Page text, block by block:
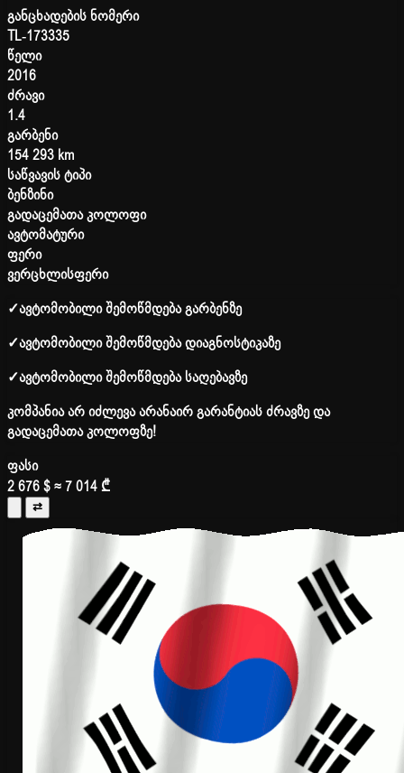
განცხადების ნომერი
TL-173335
წელი
2016
ძრავი
1.4
გარბენი
154 293 km
საწვავის ტიპი
ბენზინი
გადაცემათა კოლოფი
ავტომატური
ფერი
ვერცხლისფერი
✓ავტომობილი შემოწმდება გარბენზე
✓ავტომობილი შემოწმდება დიაგნოსტიკაზე
✓ავტომობილი შემოწმდება საღებავზე
კომპანია არ იძლევა არანაირ გარანტიას ძრავზე და
გადაცემათა კოლოფზე!
ფასი
2 676 $≈ 7 014 ₾
⇄